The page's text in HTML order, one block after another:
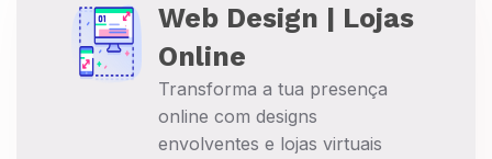
Web Design | Lojas
Online
Transforma a tua presença
online com designs
envolventes e lojas virtuais